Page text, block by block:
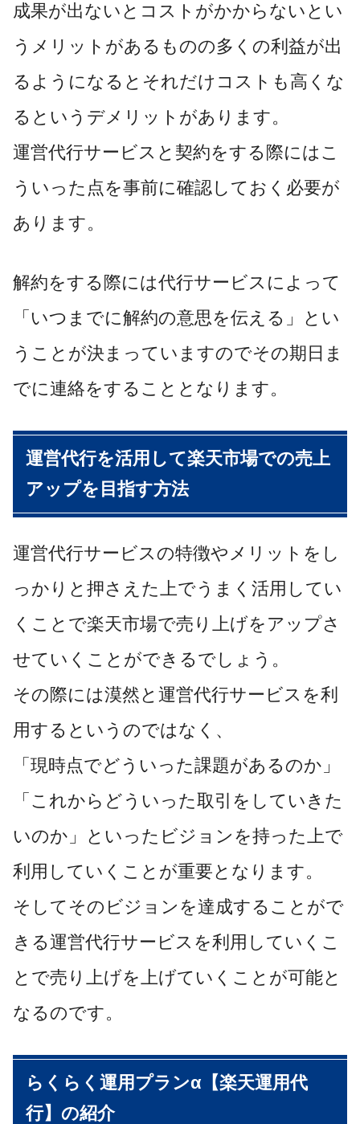
成果が出ないとコストがかからないとい
うメリットがあるものの多くの利益が出
るようになるとそれだけコストも高くな
るというデメリットがあります。
運営代行サービスと契約をする際にはこ
ういった点を事前に確認しておく必要が
あります。
解約をする際には代行サービスによって
「いつまでに解約の意思を伝える」とい
うことが決まっていますのでその期日ま
でに連絡をすることとなります。
運営代行を活用して楽天市場での売上
アップを目指す方法
運営代行サービスの特徴やメリットをし
っかりと押さえた上でうまく活用してい
くことで楽天市場で売り上げをアップさ
せていくことができるでしょう。
その際には漠然と運営代行サービスを利
用するというのではなく、
「現時点でどういった課題があるのか」
「これからどういった取引をしていきた
いのか」といったビジョンを持った上で
利用していくことが重要となります。
そしてそのビジョンを達成することがで
きる運営代行サービスを利用していくこ
とで売り上げを上げていくことが可能と
なるのです。
らくらく運用プランα【楽天運用代
行】の紹介